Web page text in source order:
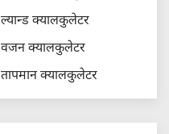
ल्यान्ड क्यालकुलेटर
वजन क्यालकुलेटर
तापमान क्यालकुलेटर